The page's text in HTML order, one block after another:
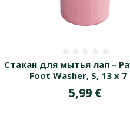
Стакан для мытья лап –
Foot Washer, S, 13 x 7
Цена
5,99 €